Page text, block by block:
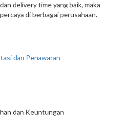
delivery time yang baik, maka
di berbagai perusahaan.
dan Penawaran
dan Keuntungan